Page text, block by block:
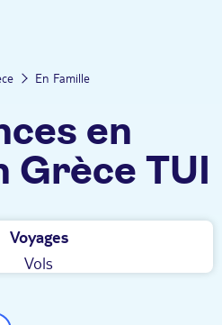
En Famille
en
TUI
Voyages
Vols